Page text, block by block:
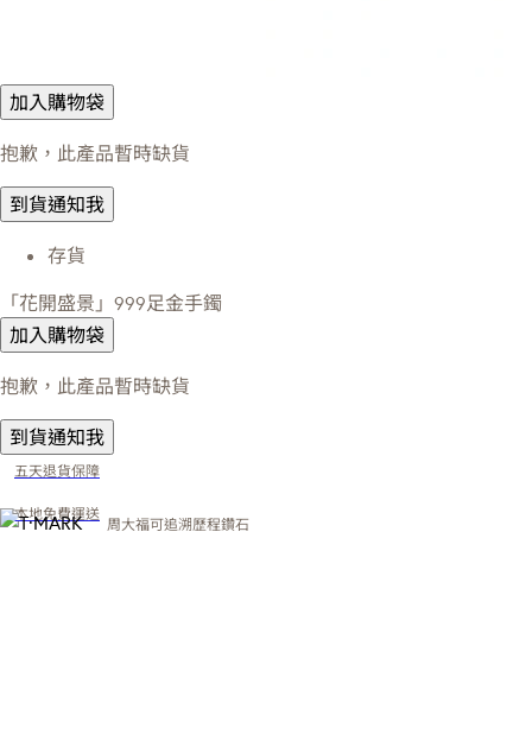
加入購物袋
抱歉，此產品暫時缺貨
到貨通知我
存貨
「花開盛景」999足金手鐲
加入購物袋
抱歉，此產品暫時缺貨
到貨通知我
五天退貨保障
本地免費運送
周大福可追溯歷程鑽石